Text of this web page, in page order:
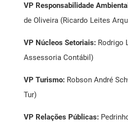
VP Responsabilidade
de Oliveira (Ricardo Leites
VP Núcleos Setoriais: Rodrigo
Assessoria Contábil)
VP Turismo: Robson André
Tur)
VP Relações Públicas: